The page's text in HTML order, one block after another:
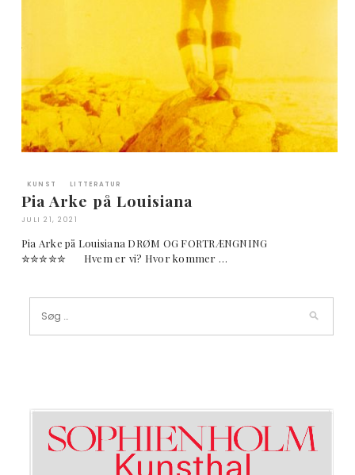
KUNST LITTERATUR
Pia Arke på Louisiana
JULI 21, 2021
Pia Arke på Louisiana DRØM OG FORTRÆNGNING
✮✮✮✮✮ Hvem er vi? Hvor kommer …